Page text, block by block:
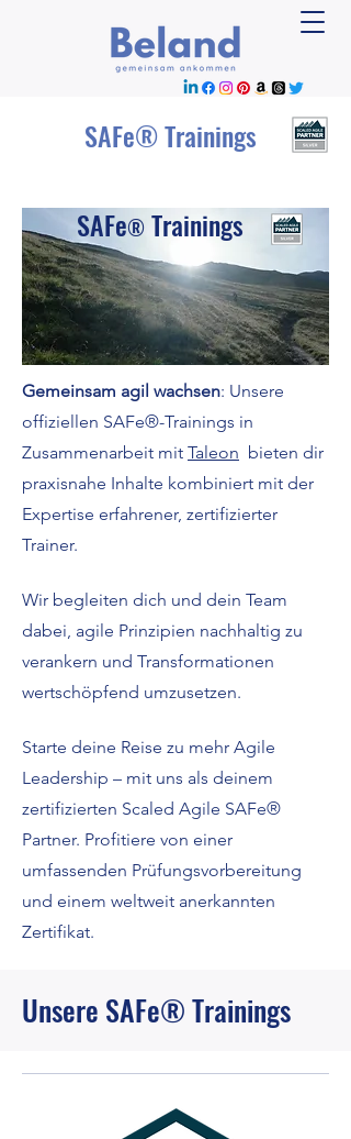
SAFe® Trainings
SAFe® Trainings
Gemeinsam agil wachsen: Unsere
offiziellen SAFe®-Trainings in
Zusammenarbeit mit Taleon bieten dir
praxisnahe Inhalte kombiniert mit der
Expertise erfahrener, zertifizierter
Trainer.
Wir begleiten dich und dein Team
dabei, agile Prinzipien nachhaltig zu
verankern und Transformationen
wertschöpfend umzusetzen.
​Starte deine Reise zu mehr Agile
Leadership – mit uns als deinem
zertifizierten Scaled Agile SAFe®
Partner. Profitiere von einer
umfassenden Prüfungsvorbereitung
und einem weltweit anerkannten
Zertifikat.
Unsere SAFe® Trainings